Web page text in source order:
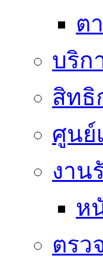
ต
บริก
สิทธิ
ศูนย์
งาน
ห
ตรว